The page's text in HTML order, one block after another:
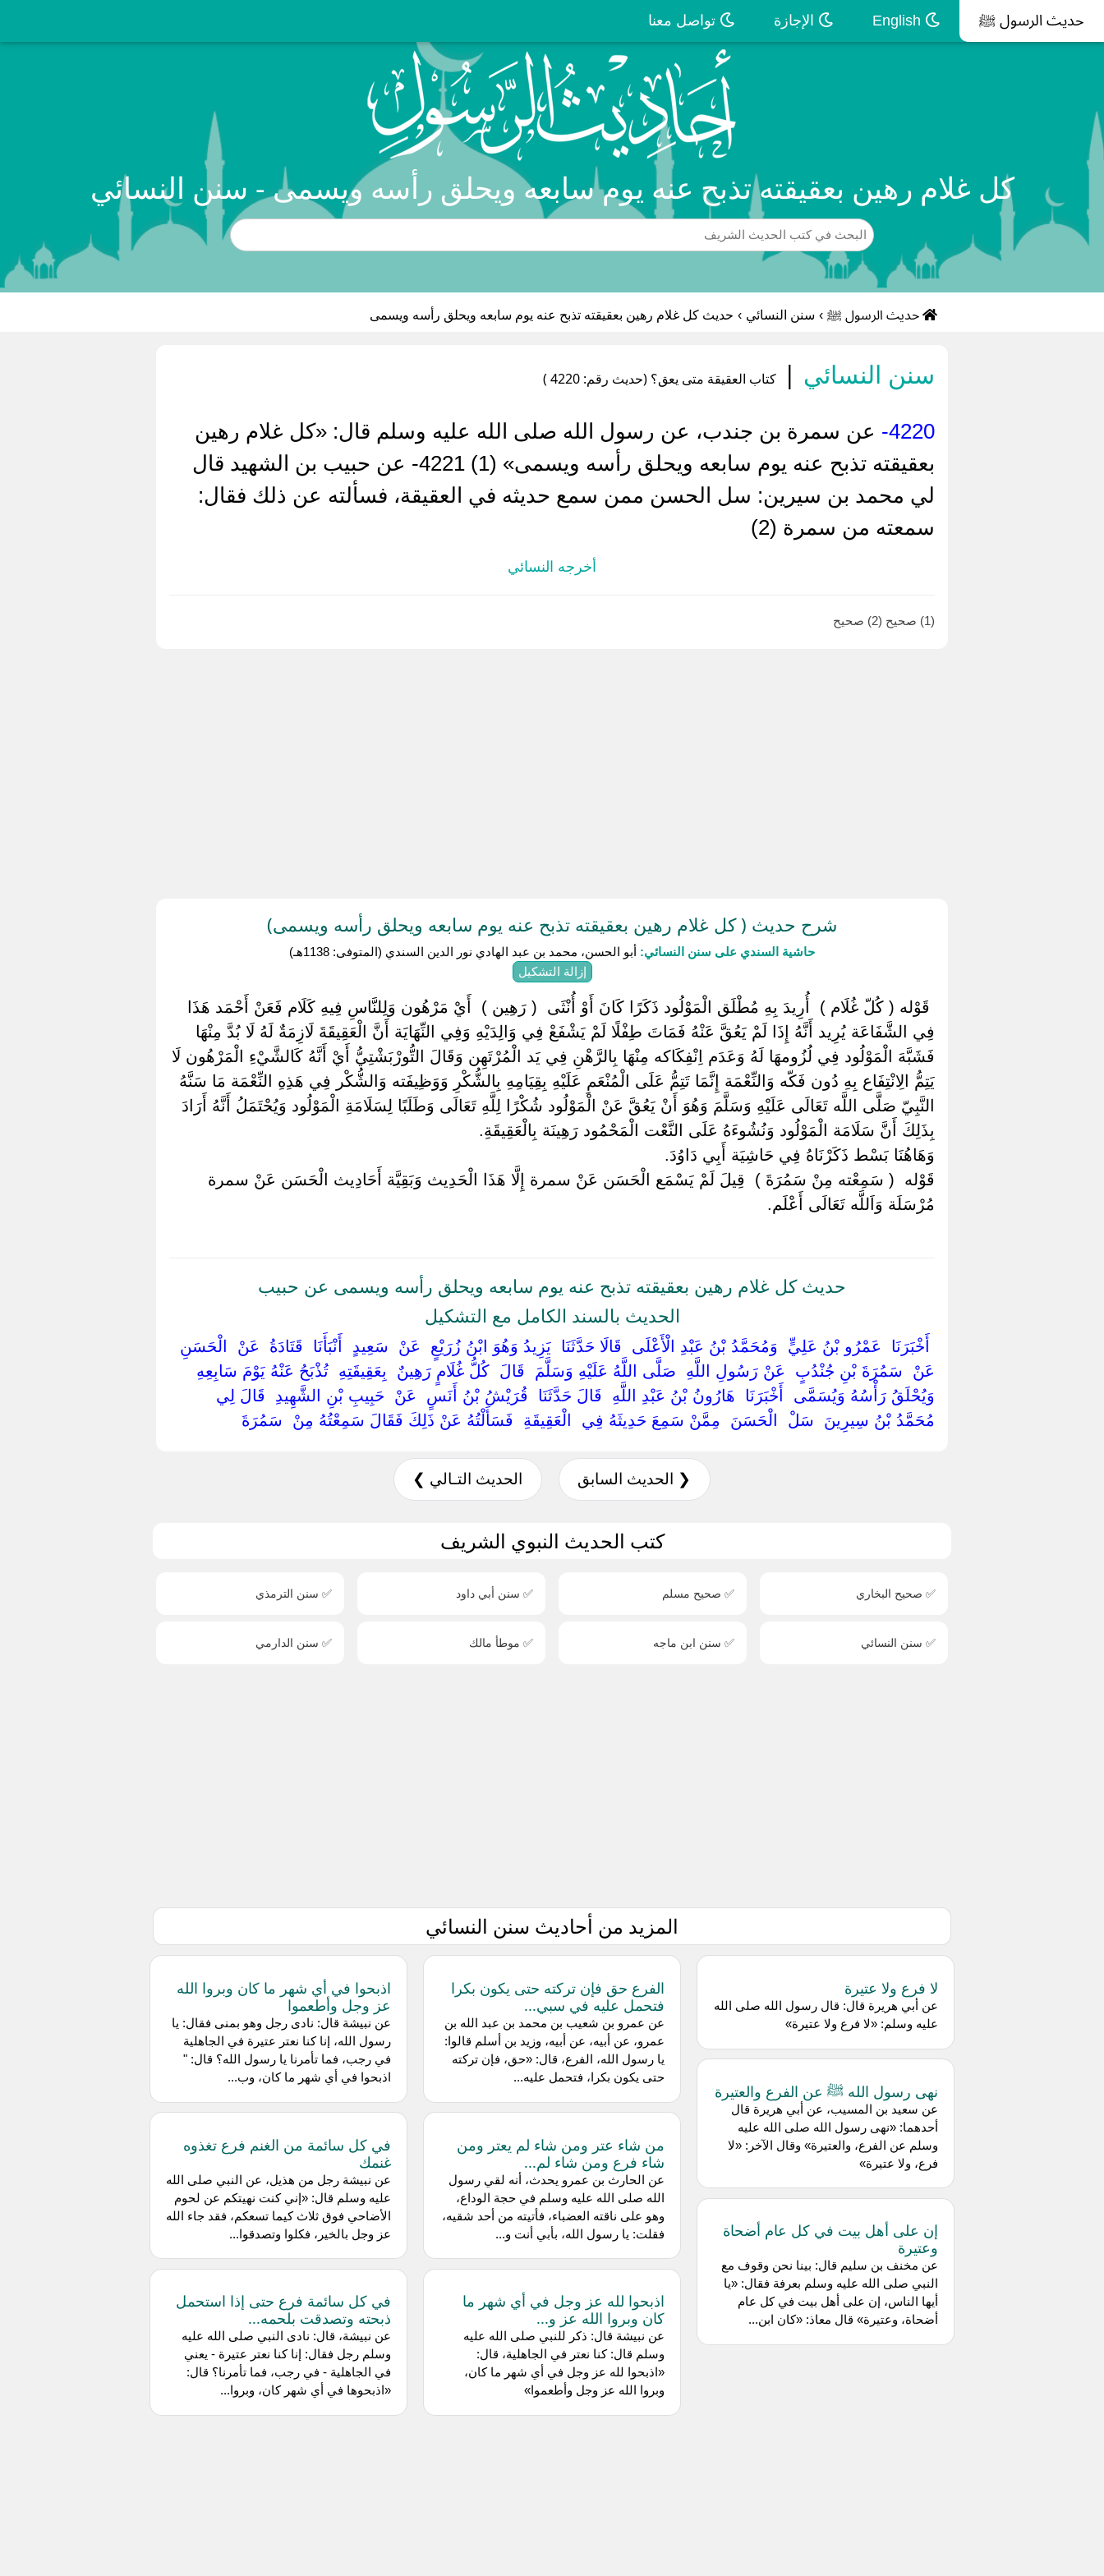
حديث الرسول ﷺ الإجازة تواصل معنا
كل غلام رهين بعقيقته تذبح عنه يوم سابعه ويحلق رأسه ويسمى - سنن النسائي
حديث الرسول ﷺ › سنن النسائي › حديث كل غلام رهين بعقيقته تذبح عنه يوم سابعه ويحلق رأسه ويسمى
سنن النسائي | كتاب العقيقة متى يعق؟ (حديث رقم: 4220 )
4220-
عن سمرة بن جندب، عن رسول الله صلى الله عليه وسلم قال: «كل غلام رهين
بعقيقته تذبح عنه يوم سابعه ويحلق رأسه ويسمى» (1) 4221- عن حبيب بن الشهيد قال
لي محمد بن سيرين: سل الحسن ممن سمع حديثه في العقيقة، فسألته عن ذلك فقال:
سمعته من سمرة (2)
أخرجه النسائي
(1) صحيح (2) صحيح
شرح حديث ( كل غلام رهين بعقيقته تذبح عنه يوم سابعه ويحلق رأسه ويسمى)
حاشية السندي على سنن النسائي: أبو الحسن، محمد بن عبد الهادي نور الدين السندي (المتوفى: 1138هـ)
إزالة التشكيل
‏ ‏قَوْله ( كُلّ غُلَام ) ‏ ‏أُرِيدَ بِهِ مُطْلَق الْمَوْلُود ذَكَرًا كَانَ أَوْ أُنْثَى ‏ ‏( رَهِين ) ‏ ‏أَيْ مَرْهُون وَلِلنَّاسِ فِيهِ كَلَام فَعَنْ أَحْمَد هَذَا
فِي الشَّفَاعَة يُرِيد أَنَّهُ إِذَا لَمْ يَعُقَّ عَنْهُ فَمَاتَ طِفْلًا لَمْ يَشْفَعْ فِي وَالِدَيْهِ وَفِي النِّهَايَة أَنَّ الْعَقِيقَةَ لَازِمَةٌ لَهُ لَا بُدَّ مِنْهَا
فَشَبَّهَ الْمَوْلُود فِي لُزُومهَا لَهُ وَعَدَم اِنْفِكَاكه مِنْهَا بِالرَّهْنِ فِي يَد الْمُرْتَهِن وَقَالَ التُّورْبَشْتِيُّ أَيْ أَنَّهُ كَالشَّيْءِ الْمَرْهُون لَا
يَتِمُّ الِانْتِفَاع بِهِ دُون فَكّه وَالنِّعْمَة إِنَّمَا تَتِمُّ عَلَى الْمُنْعَمِ عَلَيْهِ بِقِيَامِهِ بِالشُّكْرِ وَوَظِيفَته وَالشُّكْر فِي هَذِهِ النِّعْمَة مَا سَنَّهُ
النَّبِيّ صَلَّى اللَّه تَعَالَى عَلَيْهِ وَسَلَّمَ وَهُوَ أَنْ يَعُقَّ عَنْ الْمَوْلُود شُكْرًا لِلَّهِ تَعَالَى وَطَلَبًا لِسَلَامَةِ الْمَوْلُود وَيُحْتَمَلُ أَنَّهُ أَرَادَ
بِذَلِكَ أَنَّ سَلَامَة الْمَوْلُود وَنُشُوءَهُ عَلَى النَّعْت الْمَحْمُود رَهِينَة بِالْعَقِيقَةِ.
وَهَاهُنَا بَسْط ذَكَرْنَاهُ فِي حَاشِيَة أَبِي دَاوُدَ.
قَوْله ‏ ‏( سَمِعْته مِنْ سَمُرَةَ ) ‏ ‏قِيلَ لَمْ يَسْمَع الْحَسَن عَنْ سمرة إِلَّا هَذَا الْحَدِيث وَبَقِيَّة أَحَادِيث الْحَسَن عَنْ سمرة
مُرْسَلَة وَاَللَّه تَعَالَى أَعْلَم.
حديث كل غلام رهين بعقيقته تذبح عنه يوم سابعه ويحلق رأسه ويسمى عن حبيب
الحديث بالسند الكامل مع التشكيل
‏ ‏أَخْبَرَنَا ‏ ‏عَمْرُو بْنُ عَلِيٍّ ‏ ‏وَمُحَمَّدُ بْنُ عَبْدِ الْأَعْلَى ‏ ‏قَالَا حَدَّثَنَا ‏ ‏يَزِيدُ وَهُوَ ابْنُ زُرَيْعٍ ‏ ‏عَنْ ‏ ‏سَعِيدٍ ‏ ‏أَنْبَأَنَا ‏ ‏قَتَادَةُ ‏ ‏عَنْ ‏ ‏الْحَسَنِ ‏
‏عَنْ ‏ ‏سَمُرَةَ بْنِ جُنْدُبٍ ‏ ‏عَنْ رَسُولِ اللَّهِ ‏ ‏صَلَّى اللَّهُ عَلَيْهِ وَسَلَّمَ ‏ ‏قَالَ ‏ ‏كُلُّ غُلَامٍ رَهِينٌ ‏ ‏بِعَقِيقَتِهِ ‏ ‏تُذْبَحُ عَنْهُ يَوْمَ سَابِعِهِ
وَيُحْلَقُ رَأْسُهُ وَيُسَمَّى ‏ ‏أَخْبَرَنَا ‏ ‏هَارُونُ بْنُ عَبْدِ اللَّهِ ‏ ‏قَالَ حَدَّثَنَا ‏ ‏قُرَيْشُ بْنُ أَنَسٍ ‏ ‏عَنْ ‏ ‏حَبِيبِ بْنِ الشَّهِيدِ ‏ ‏قَالَ لِي ‏
‏مُحَمَّدُ بْنُ سِيرِينَ ‏ ‏سَلْ ‏ ‏الْحَسَنَ ‏ ‏مِمَّنْ سَمِعَ حَدِيثَهُ فِي ‏ ‏الْعَقِيقَةِ ‏ ‏فَسَأَلْتُهُ عَنْ ذَلِكَ فَقَالَ سَمِعْتُهُ مِنْ ‏ ‏سَمُرَةَ ‏
❮ الحديث السابق الحديث التـالي ❯
كتب الحديث النبوي الشريف
✅ صحيح البخاري ✅ صحيح مسلم ✅ سنن أبي داود ✅ سنن الترمذي
✅ سنن النسائي ✅ سنن ابن ماجه ✅ موطأ مالك ✅ سنن الدارمي
المزيد من أحاديث سنن النسائي
لا فرع ولا عتيرة
عن أبي هريرة قال: قال رسول الله صلى الله
عليه وسلم: «لا فرع ولا عتيرة»
نهى رسول الله ﷺ عن الفرع والعتيرة
عن سعيد بن المسيب، عن أبي هريرة قال
أحدهما: «نهى رسول الله صلى الله عليه
وسلم عن الفرع، والعتيرة» وقال الآخر: «لا
فرع، ولا عتيرة»
إن على أهل بيت في كل عام أضحاة
وعتيرة
عن مخنف بن سليم قال: بينا نحن وقوف مع
النبي صلى الله عليه وسلم بعرفة فقال: «يا
أيها الناس، إن على أهل بيت في كل عام
أضحاة، وعتيرة» قال معاذ: «كان ابن...
الفرع حق فإن تركته حتى يكون بكرا
فتحمل عليه في سبي...
عن عمرو بن شعيب بن محمد بن عبد الله بن
عمرو، عن أبيه، عن أبيه، وزيد بن أسلم قالوا:
يا رسول الله، الفرع، قال: «حق، فإن تركته
حتى يكون بكرا، فتحمل عليه...
من شاء عتر ومن شاء لم يعتر ومن
شاء فرع ومن شاء لم...
عن الحارث بن عمرو يحدث، أنه لقي رسول
الله صلى الله عليه وسلم في حجة الوداع،
وهو على ناقته العضباء، فأتيته من أحد شقيه،
فقلت: يا رسول الله، بأبي أنت و...
اذبحوا لله عز وجل في أي شهر ما
كان وبروا الله عز و...
عن نبيشة قال: ذكر للنبي صلى الله عليه
وسلم قال: كنا نعتر في الجاهلية، قال:
«اذبحوا لله عز وجل في أي شهر ما كان،
وبروا الله عز وجل وأطعموا»
اذبحوا في أي شهر ما كان وبروا الله
عز وجل وأطعموا
عن نبيشة قال: نادى رجل وهو بمنى فقال: يا
رسول الله، إنا كنا نعتر عتيرة في الجاهلية
في رجب، فما تأمرنا يا رسول الله؟ قال: "
اذبحوا في أي شهر ما كان، وب...
في كل سائمة من الغنم فرع تغذوه
غنمك
عن نبيشة رجل من هذيل، عن النبي صلى الله
عليه وسلم قال: «إني كنت نهيتكم عن لحوم
الأضاحي فوق ثلاث كيما تسعكم، فقد جاء الله
عز وجل بالخير، فكلوا وتصدقوا...
في كل سائمة فرع حتى إذا استحمل
ذبحته وتصدقت بلحمه...
عن نبيشة، قال: نادى النبي صلى الله عليه
وسلم رجل فقال: إنا كنا نعتر عتيرة - يعني
في الجاهلية - في رجب، فما تأمرنا؟ قال:
«اذبحوها في أي شهر كان، وبروا...